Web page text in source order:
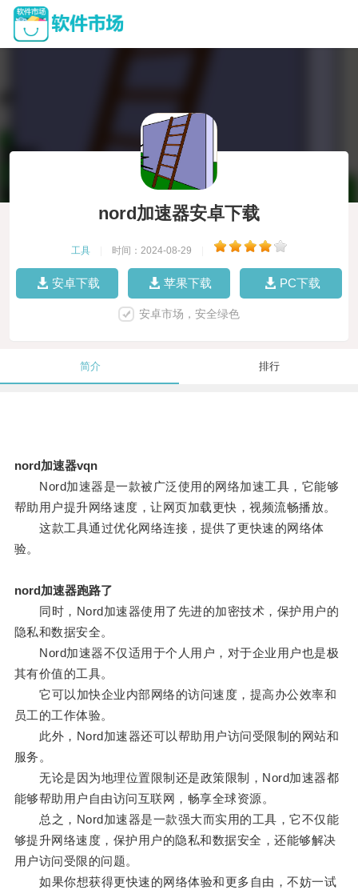
nord加速器安卓下载
工具 时间：2024-08-29
安卓下载 苹果下载 PC下载
安卓市场，安全绿色
简介 排行
nord加速器vqn
Nord加速器是一款被广泛使用的网络加速工具，它能够
帮助用户提升网络速度，让网页加载更快，视频流畅播放。
这款工具通过优化网络连接，提供了更快速的网络体
验。
nord加速器跑路了
同时，Nord加速器使用了先进的加密技术，保护用户的
隐私和数据安全。
Nord加速器不仅适用于个人用户，对于企业用户也是极
其有价值的工具。
它可以加快企业内部网络的访问速度，提高办公效率和
员工的工作体验。
此外，Nord加速器还可以帮助用户访问受限制的网站和
服务。
无论是因为地理位置限制还是政策限制，Nord加速器都
能够帮助用户自由访问互联网，畅享全球资源。
总之，Nord加速器是一款强大而实用的工具，它不仅能
够提升网络速度，保护用户的隐私和数据安全，还能够解决
用户访问受限的问题。
如果你想获得更快速的网络体验和更多自由，不妨一试